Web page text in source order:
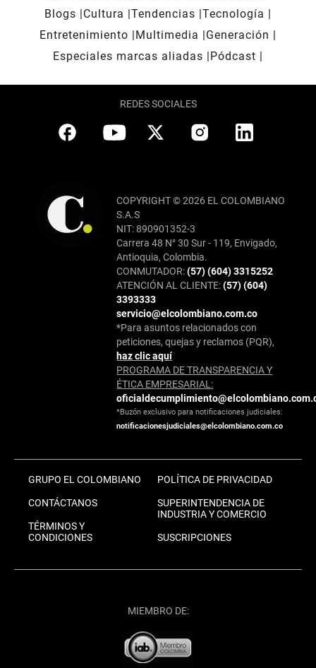
Blogs
Cultura Tendencias Tecnología
Entretenimiento
Multimedia
Generación
Especiales marcas aliadas
Pódcast
REDES SOCIALES
COPYRIGHT © 2026 EL COLOMBIANO
S.A.S
NIT: 890901352-3
Carrera 48 N° 30 Sur - 119, Envigado,
Antioquia, Colombia.
CONMUTADOR:(57) (604) 3315252
ATENCIÓN AL CLIENTE:(57) (604)
3393333
servicio@elcolombiano.com.co
*Para asuntos relacionados con
peticiones, quejas y reclamos (PQR),
haz clic aquí
PROGRAMA DE TRANSPARENCIA Y
ÉTICA EMPRESARIAL:
*Buzón exclusivo para notificaciones judiciales:
notificacionesjudiciales@elcolombiano.com.co
GRUPO EL COLOMBIANO
CONTÁCTANOS
TÉRMINOS Y
CONDICIONES
POLÍTICA DE PRIVACIDAD
SUPERINTENDENCIA DE
INDUSTRIA Y COMERCIO
SUSCRIPCIONES
MIEMBRO DE: